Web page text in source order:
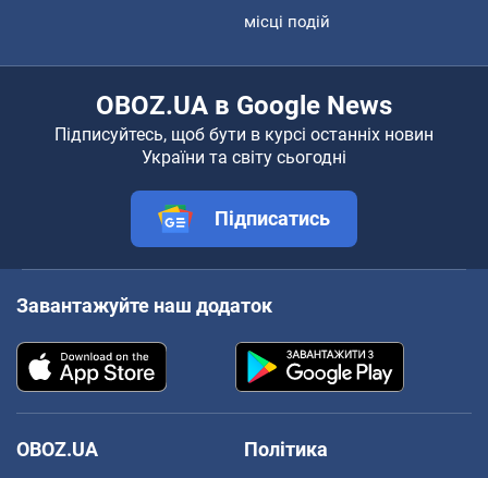
місці подій
OBOZ.UA в Google News
Підписуйтесь, щоб бути в курсі останніх новин
України та світу сьогодні
Підписатись
Завантажуйте наш додаток
OBOZ.UA
Політика